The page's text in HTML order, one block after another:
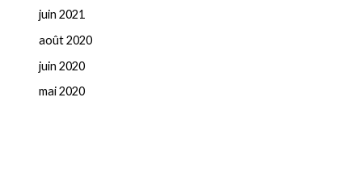
juin 2021
août 2020
juin 2020
mai 2020